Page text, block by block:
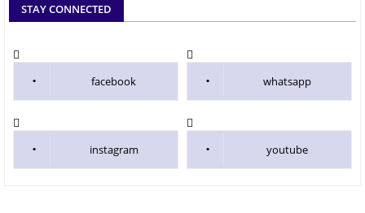
STAY CONNECTED
facebook whatsapp
instagram youtube